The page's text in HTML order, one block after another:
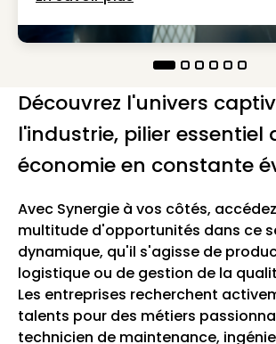
Découvrez l'univers
l'industrie, pilier essentiel
économie en constante
Avec Synergie à vos côtés,
multitude d'opportunités dans ce
dynamique, qu'il s'agisse de
logistique ou de gestion de la
Les entreprises recherchent
talents pour des métiers
technicien de maintenance,